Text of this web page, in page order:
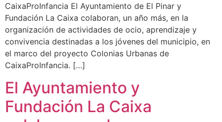
CaixaProInfancia El Ayuntamiento de El Pinar y
Fundación La Caixa colaboran, un año más, en la
organización de actividades de ocio, aprendizaje y
convivencia destinadas a los jóvenes del municipio, en
el marco del proyecto Colonias Urbanas de
CaixaProInfancia. […]
El Ayuntamiento y
Fundación La Caixa